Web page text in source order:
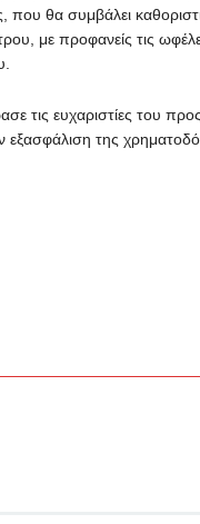
που θα συμβάλει
με προφανείς τις
τις ευχαριστίες του
εξασφάλιση της